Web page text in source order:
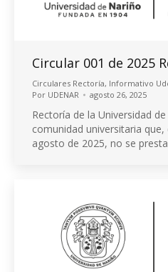
Circular 001 de 2025
Circulares Rectoría, Informativo
Por UDENAR agosto 26, 2025
Rectoría de la Universidad
comunidad universitaria que,
agosto de 2025, no se